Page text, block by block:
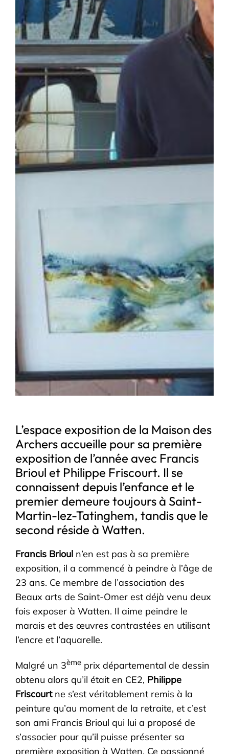
L’espace exposition de la Maison des
Archers accueille pour sa première
exposition de l’année avec Francis
Brioul et Philippe Friscourt. Il se
connaissent depuis l’enfance et le
premier demeure toujours à Saint-
Martin-lez-Tatinghem, tandis que le
second réside à Watten.
Francis Brioul n’en est pas à sa première
exposition, il a commencé à peindre à l’âge de
23 ans. Ce membre de l’association des
Beaux arts de Saint-Omer est déjà venu deux
fois exposer à Watten. Il aime peindre le
marais et des œuvres contrastées en utilisant
l’encre et l’aquarelle.
Malgré un 3ème prix départemental de dessin
obtenu alors qu’il était en CE2, Philippe
Friscourtne s’est véritablement remis à la
peinture qu’au moment de la retraite, et c’est
son ami Francis Brioul qui lui a proposé de
s’associer pour qu’il puisse présenter sa
première exposition à Watten. Ce passionné